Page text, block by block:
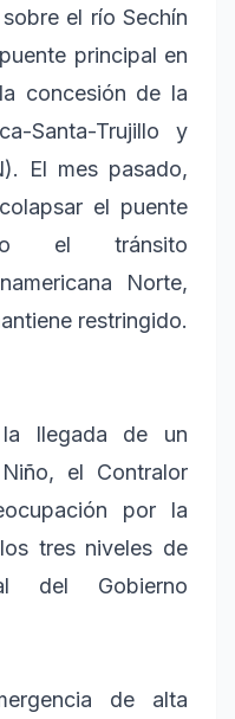
el río Sechín
principal en
concesión de la
Santa-Trujillo y
El mes pasado,
el puente
el tránsito
Norte,
restringido.
llegada de un
el Contralor
por la
tres niveles de
del Gobierno
de alta